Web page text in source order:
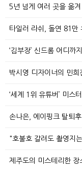
5년 넘게 여러 곳을 옮
타일러 라쉬, 돌연 81만
‘김부장’ 신드롬 어디까
박시영 디자이너의 민
‘세계 1위 유튜버’ 미스
손나은, 에이핑크 탈퇴
"호불호 갈려도 촬영
제주도의 미스테리한 장